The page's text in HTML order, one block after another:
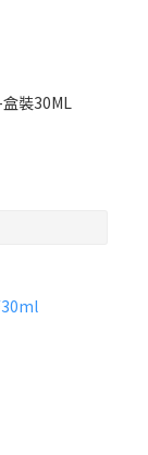
裝30ML